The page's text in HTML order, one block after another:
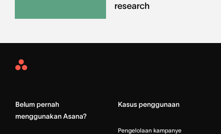
research
Asana
Belum pernah
menggunakan Asana?
Kasus penggunaan
Pengelolaan kampanye